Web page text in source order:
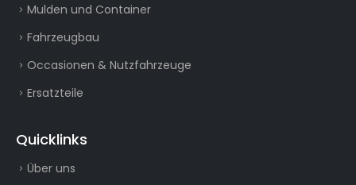
Mulden und Container
Fahrzeugbau
Occasionen & Nutzfahrzeuge
Ersatzteile
Quicklinks
Über uns